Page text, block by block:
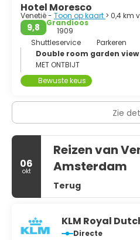
Hotel Moresco
Venetië - Toon op kaart > 0,4 km
9,8
Grandioos
1909
Shuttleservice
Parkeren
Double room garden view
MET ONTBIJT
Bewuste keus
Zie
06
okt
Reizen van
Amsterdam
Terug
KLM Royal
Directe